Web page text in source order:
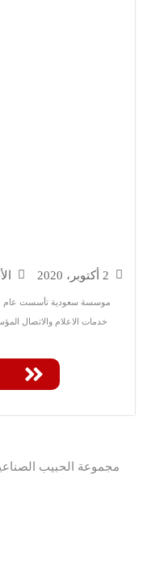
الأخبار
موسسة
خدمات الاعلام والاتصال المؤسسى
الحبيب الصناعية